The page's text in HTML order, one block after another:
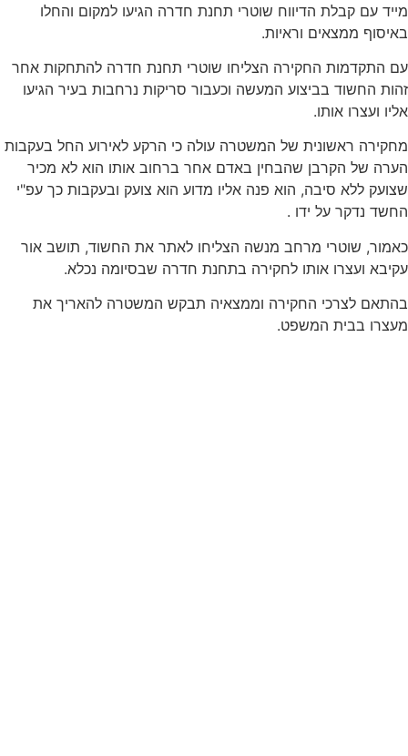
מייד עם קבלת הדיווח שוטרי תחנת חדרה הגיעו למקום והחלו
באיסוף ממצאים וראיות.
עם התקדמות החקירה הצליחו שוטרי תחנת חדרה להתחקות אחר
זהות החשוד בביצוע המעשה וכעבור סריקות נרחבות בעיר הגיעו
אליו ועצרו אותו.
מחקירה ראשונית של המשטרה עולה כי הרקע לאירוע החל בעקבות
הערה של הקרבן שהבחין באדם אחר ברחוב אותו הוא לא מכיר
שצועק ללא סיבה, הוא פנה אליו מדוע הוא צועק ובעקבות כך עפ"י
החשד נדקר על ידו .
כאמור, שוטרי מרחב מנשה הצליחו לאתר את החשוד, תושב אור
עקיבא ועצרו אותו לחקירה בתחנת חדרה שבסיומה נכלא.
בהתאם לצרכי החקירה וממצאיה תבקש המשטרה להאריך את
מעצרו בבית המשפט.